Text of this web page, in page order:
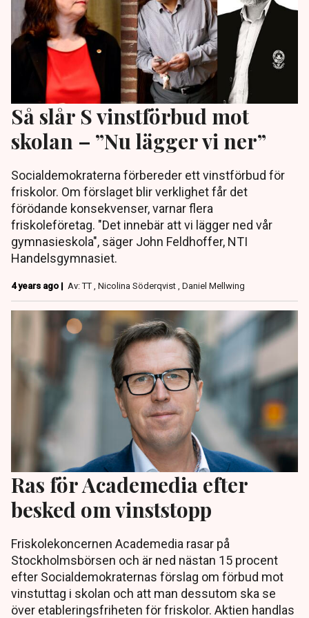
Så slår S vinstförbud mot
skolan – ”Nu lägger vi ner”
Socialdemokraterna förbereder ett vinstförbud för
friskolor. Om förslaget blir verklighet får det
förödande konsekvenser, varnar flera
friskoleföretag. "Det innebär att vi lägger ned vår
gymnasieskola", säger John Feldhoffer, NTI
Handelsgymnasiet.
4 years ago | Av: TT , Nicolina Söderqvist , Daniel Mellwing
Ras för Academedia efter
besked om vinststopp
Friskolekoncernen Academedia rasar på
Stockholmsbörsen och är ned nästan 15 procent
efter Socialdemokraternas förslag om förbud mot
vinstuttag i skolan och att man dessutom ska se
över etableringsfriheten för friskolor. Aktien handlas